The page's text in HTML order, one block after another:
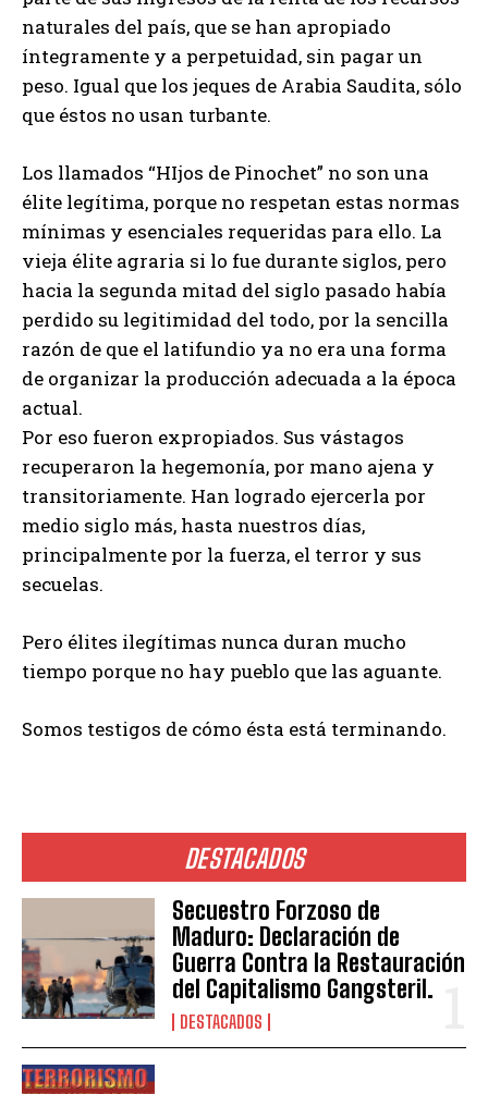
DESTACADOS
Secuestro Forzoso de
Maduro: Declaración de
Guerra Contra la Restauración
del Capitalismo Gangsteril.
DESTACADOS
naturales del país, que se han apropiado
íntegramente y a perpetuidad, sin pagar un
peso. Igual que los jeques de Arabia Saudita, sólo
que éstos no usan turbante.
Los llamados “HIjos de Pinochet” no son una
élite legítima, porque no respetan estas normas
mínimas y esenciales requeridas para ello. La
vieja élite agraria si lo fue durante siglos, pero
hacia la segunda mitad del siglo pasado había
perdido su legitimidad del todo, por la sencilla
razón de que el latifundio ya no era una forma
de organizar la producción adecuada a la época
actual.
Por eso fueron expropiados. Sus vástagos
recuperaron la hegemonía, por mano ajena y
transitoriamente. Han logrado ejercerla por
medio siglo más, hasta nuestros días,
principalmente por la fuerza, el terror y sus
secuelas.
Pero élites ilegítimas nunca duran mucho
tiempo porque no hay pueblo que las aguante.
Somos testigos de cómo ésta está terminando.